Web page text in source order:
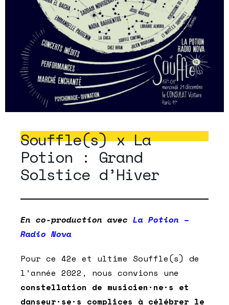
Souffle(s) x La
Potion : Grand
Solstice d’Hiver
En co-production avec La Potion –
Radio Nova
Pour ce 42e et ultime Souffle(s) de
l’année 2022, nous convions une
constellation de musicien·ne·s et
danseur·se·s complices à célébrer le